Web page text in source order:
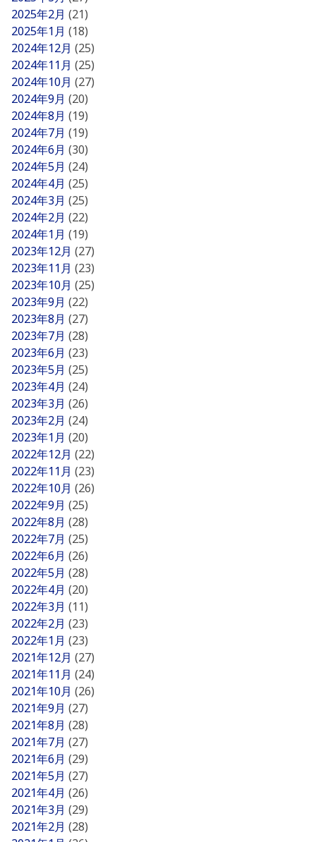
2025年2月 (21)
2025年1月 (18)
2024年12月 (25)
2024年11月 (25)
2024年10月 (27)
2024年9月 (20)
2024年8月 (19)
2024年7月 (19)
2024年6月 (30)
2024年5月 (24)
2024年4月 (25)
2024年3月 (25)
2024年2月 (22)
2024年1月 (19)
2023年12月 (27)
2023年11月 (23)
2023年10月 (25)
2023年9月 (22)
2023年8月 (27)
2023年7月 (28)
2023年6月 (23)
2023年5月 (25)
2023年4月 (24)
2023年3月 (26)
2023年2月 (24)
2023年1月 (20)
2022年12月 (22)
2022年11月 (23)
2022年10月 (26)
2022年9月 (25)
2022年8月 (28)
2022年7月 (25)
2022年6月 (26)
2022年5月 (28)
2022年4月 (20)
2022年3月 (11)
2022年2月 (23)
2022年1月 (23)
2021年12月 (27)
2021年11月 (24)
2021年10月 (26)
2021年9月 (27)
2021年8月 (28)
2021年7月 (27)
2021年6月 (29)
2021年5月 (27)
2021年4月 (26)
2021年3月 (29)
2021年2月 (28)